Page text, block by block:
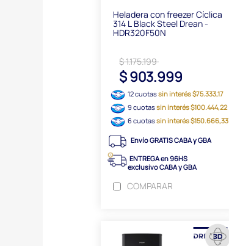
Heladera con freezer Cíclica
314 L Black Steel Drean -
HDR320F50N
$ 1.175.199
$ 903.999
12 cuotassin interés $75.333,17
9 cuotassin interés $100.444,22
6 cuotassin interés $150.666,33
Envío GRATIS CABA y GBA
ENTREGA en 96HS
exclusivo CABA y GBA
COMPARAR